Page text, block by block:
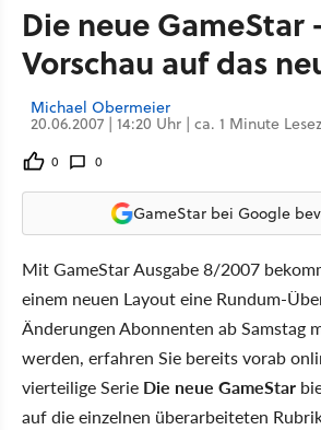
Die neue GameStar
Vorschau auf das
Michael Obermeier
20.06.2007 | 14:20 Uhr | ca. 1 Minute
0 0
GameStar bei Google
Mit GameStar Ausgabe 8/2007
einem neuen Layout eine Rundum-
Änderungen Abonnenten ab Samstag
werden, erfahren Sie bereits vorab
vierteilige Serie Die neue GameStar
auf die einzelnen überarbeiteten